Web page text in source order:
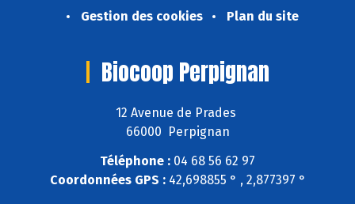
Gestion des cookies
Plan du site
Biocoop Perpignan
12 Avenue de Prades
66000 Perpignan
Téléphone : 04 68 56 62 97
Coordonnées GPS :42,698855 ° , 2,877397 °